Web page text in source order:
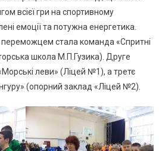
Ліги»
З
всієї гри на спортивному
емоції та потужна енергетика.
стала команда «Спритні
школа М.П.Гузика). Друге
леви» (Ліцей №1), а третє
(опорний заклад «Ліцей №2).